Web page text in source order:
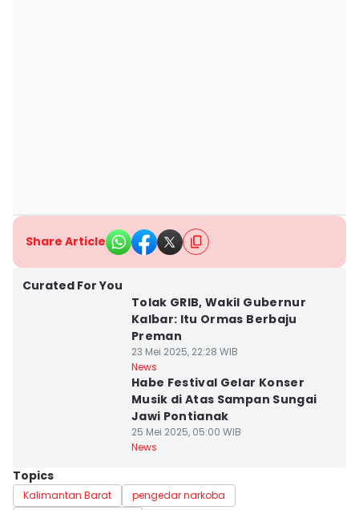
Share Article
Curated For You
Tolak GRIB, Wakil Gubernur
Kalbar: Itu Ormas Berbaju
Preman
23 Mei 2025, 22:28 WIB
News
Habe Festival Gelar Konser
Musik di Atas Sampan Sungai
Jawi Pontianak
25 Mei 2025, 05:00 WIB
News
Topics
Kalimantan Barat
pengedar narkoba